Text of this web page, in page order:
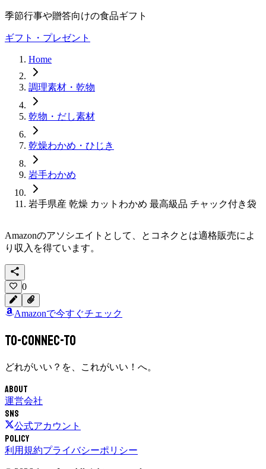
季節行事や贈答向けの食品ギフト
ギフト・プレゼント
Home
調理素材・乾物
乾物・だし素材
乾燥わかめ・ひじき
岩手わかめ
岩手県産 乾燥 カットわかめ 最高級品 チャック付き袋
Amazonのアソシエイトとして、 とコネクと は適格販売によ
り収入を得ています。
0
Amazonで今すぐチェック
To-Connec-TO
どれがいい？を、これがいい！へ。
About
運営会社
SNS
公式アカウント
Policy
利用規約プライバシーポリシー